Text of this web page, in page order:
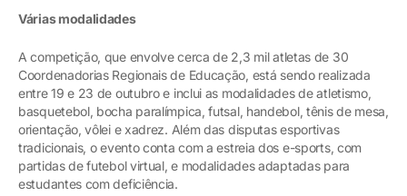
Várias modalidades
A competição, que envolve cerca de 2,3 mil atletas de 30
Coordenadorias Regionais de Educação, está sendo realizada
entre 19 e 23 de outubro e inclui as modalidades de atletismo,
basquetebol, bocha paralímpica, futsal, handebol, tênis de mesa,
orientação, vôlei e xadrez. Além das disputas esportivas
tradicionais, o evento conta com a estreia dos e-sports, com
partidas de futebol virtual, e modalidades adaptadas para
estudantes com deficiência.